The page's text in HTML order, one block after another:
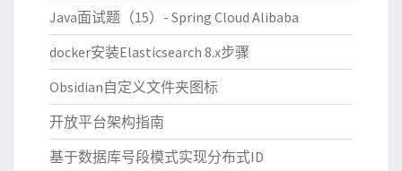
Java面试题（15）- Spring Cloud Alibaba
docker安装Elasticsearch 8.x步骤
Obsidian自定义文件夹图标
开放平台架构指南
基于数据库号段模式实现分布式ID